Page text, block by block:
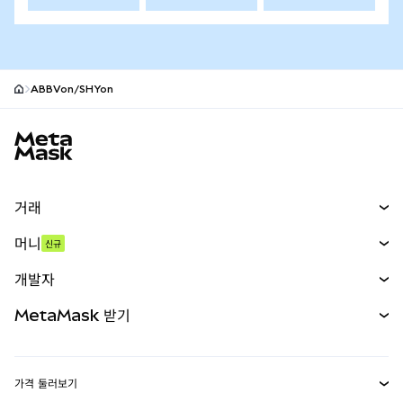
ABBVon/SHYon
거래
무기한 선물
실물자산
머니 신규
개발자
MetaMask 받기
가격 둘러보기